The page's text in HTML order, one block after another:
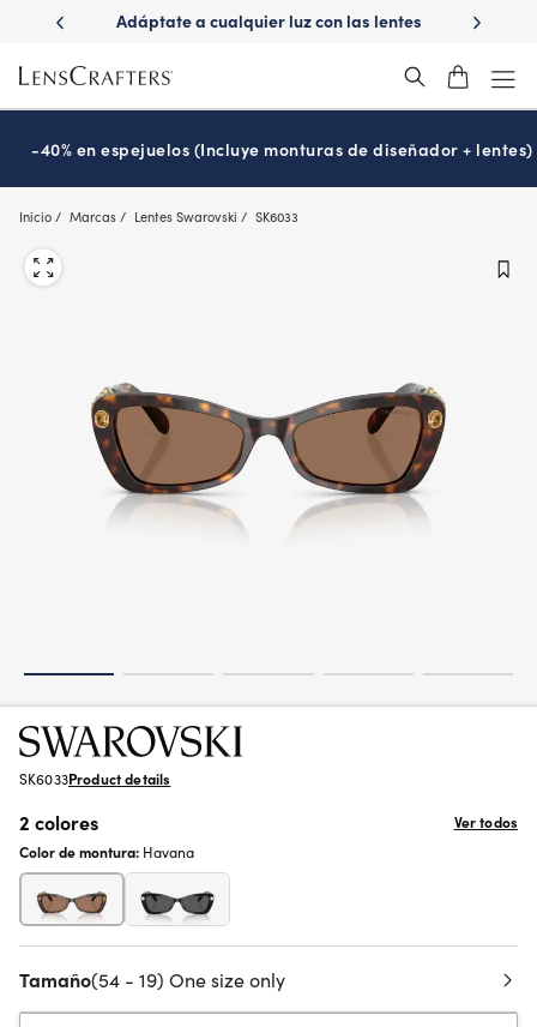
main
content
a cualquier luz con las lentes
¿Es hora de tu examen de la
-40% en espejuelos (Incluye monturas de diseñador + lentes)
Inicio Marcas Lentes Swarovski SK6033
SK6033Product details
2 colores
Ver todos
Color de montura: Havana
Tamaño(54 - 19) One size only